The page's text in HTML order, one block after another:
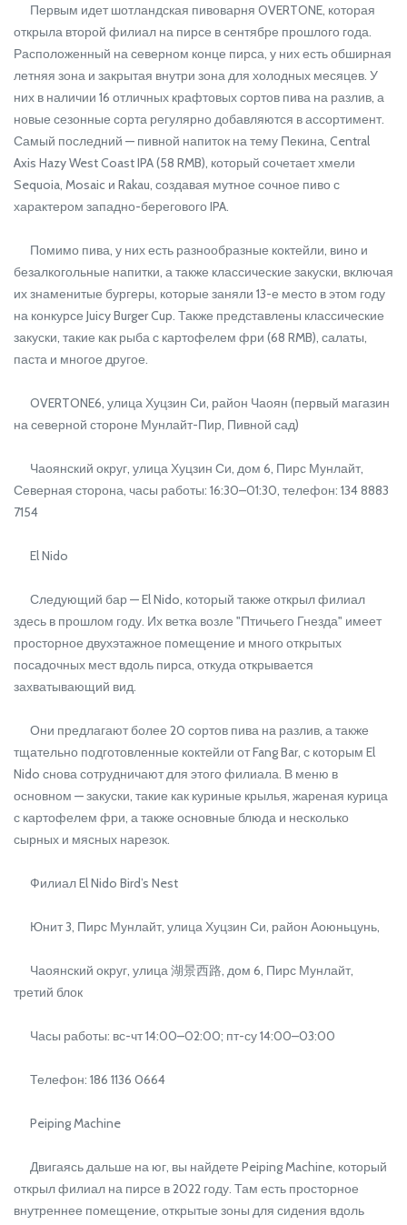
Первым идет шотландская пивоварня OVERTONE, которая
открыла второй филиал на пирсе в сентябре прошлого года.
Расположенный на северном конце пирса, у них есть обширная
летняя зона и закрытая внутри зона для холодных месяцев. У
них в наличии 16 отличных крафтовых сортов пива на разлив, а
новые сезонные сорта регулярно добавляются в ассортимент.
Самый последний — пивной напиток на тему Пекина, Central
Axis Hazy West Coast IPA (58 RMB), который сочетает хмели
Sequoia, Mosaic и Rakau, создавая мутное сочное пиво с
характером западно-берегового IPA.
Помимо пива, у них есть разнообразные коктейли, вино и
безалкогольные напитки, а также классические закуски, включая
их знаменитые бургеры, которые заняли 13-е место в этом году
на конкурсе Juicy Burger Cup. Также представлены классические
закуски, такие как рыба с картофелем фри (68 RMB), салаты,
паста и многое другое.
OVERTONE6, улица Хуцзин Си, район Чаоян (первый магазин
на северной стороне Мунлайт-Пир, Пивной сад)
Чаоянский округ, улица Хуцзин Си, дом 6, Пирс Мунлайт,
Северная сторона, часы работы: 16:30–01:30, телефон: 134 8883
7154
El Nido
Следующий бар — El Nido, который также открыл филиал
здесь в прошлом году. Их ветка возле "Птичьего Гнезда" имеет
просторное двухэтажное помещение и много открытых
посадочных мест вдоль пирса, откуда открывается
захватывающий вид.
Они предлагают более 20 сортов пива на разлив, а также
тщательно подготовленные коктейли от Fang Bar, с которым El
Nido снова сотрудничают для этого филиала. В меню в
основном — закуски, такие как куриные крылья, жареная курица
с картофелем фри, а также основные блюда и несколько
сырных и мясных нарезок.
Филиал El Nido Bird’s Nest
Юнит 3, Пирс Мунлайт, улица Хуцзин Си, район Аоюньцунь,
Чаоянский округ, улица 湖景西路, дом 6, Пирс Мунлайт,
третий блок
Часы работы: вс-чт 14:00–02:00; пт-су 14:00–03:00
Телефон: 186 1136 0664
Peiping Machine
Двигаясь дальше на юг, вы найдете Peiping Machine, который
открыл филиал на пирсе в 2022 году. Там есть просторное
внутреннее помещение, открытые зоны для сидения вдоль